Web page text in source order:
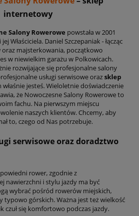
internetowy
Salony Rowerowe powstała w 2001
Właściciela. Daniel Szczepaniak - łącząc
majsterkowania, początkowo
w niewielkim garażu w Polkowicach.
rozwijające się profesjonalne salony
usługi serwisowe orazsklep
jesteś. Wieloletnie doświadczenie
że Nowoczesne Salony Rowerowe to
fachu. Na pierwszym miejscu
naszych klientów. Chcemy, aby
to, czego od Nas potrzebuje.
serwisowe oraz doradztwo
rower, zgodnie z
nawierzchni i stylu jazdy ma być
wybrać pośród rowerów miejskich,
typowo górskich. Ważna jest też wielkość
czuł się komfortowo podczas jazdy.